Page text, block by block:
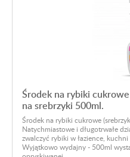
Środek na rybiki
na srebrzyki 500ml.
Środek na rybiki cukrowe
Natychmiastowe i długotrwałe
zwalczyć rybiki w łazience,
Wyjątkowo wydajny - 500ml